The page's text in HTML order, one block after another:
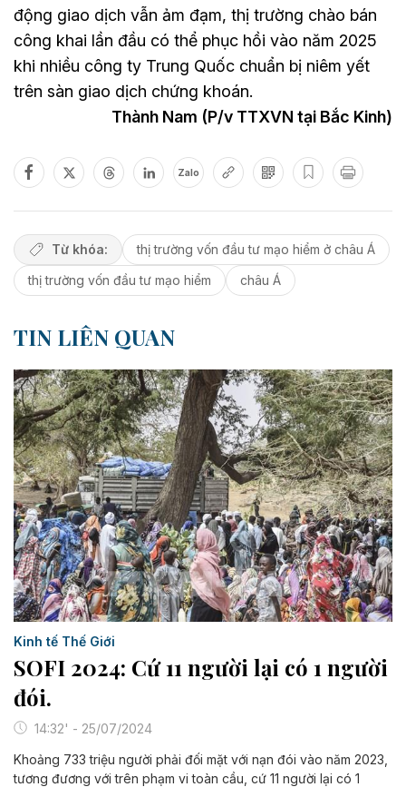
động giao dịch vẫn ảm đạm, thị trường chào bán
công khai lần đầu có thể phục hồi vào năm 2025
khi nhiều công ty Trung Quốc chuẩn bị niêm yết
trên sàn giao dịch chứng khoán.
Thành Nam (P/v TTXVN tại Bắc Kinh)
Zalo
Từ khóa:
thị trường vốn đầu tư mạo hiểm ở châu Á
thị trường vốn đầu tư mạo hiểm
châu Á
TIN LIÊN QUAN
Kinh tế Thế Giới
SOFI 2024: Cứ 11 người lại có 1 người
đói.
14:32' - 25/07/2024
Khoảng 733 triệu người phải đối mặt với nạn đói vào năm 2023,
tương đương với trên phạm vi toàn cầu, cứ 11 người lại có 1